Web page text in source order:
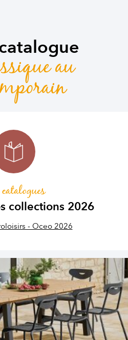
au
collections 2026
- Oceo 2026